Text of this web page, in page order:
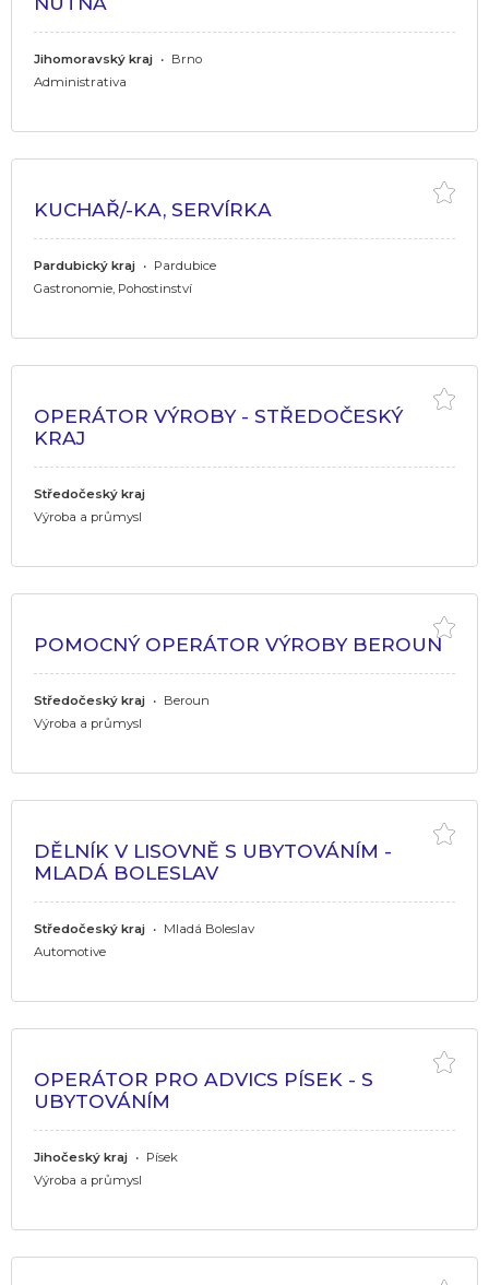
Jihomoravský kraj • Brno
Administrativa
KUCHAŘ/-KA, SERVÍRKA
Pardubický kraj • Pardubice
Gastronomie, Pohostinství
OPERÁTOR VÝROBY - STŘEDOČESKÝ
KRAJ
Středočeský kraj
Výroba a průmysl
POMOCNÝ OPERÁTOR VÝROBY BEROUN
Středočeský kraj • Beroun
Výroba a průmysl
DĚLNÍK V LISOVNĚ S UBYTOVÁNÍM -
MLADÁ BOLESLAV
Středočeský kraj • Mladá Boleslav
Automotive
OPERÁTOR PRO ADVICS PÍSEK - S
UBYTOVÁNÍM
Jihočeský kraj • Písek
Výroba a průmysl